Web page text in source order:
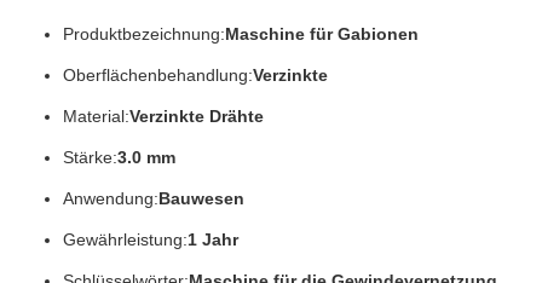
Produktbezeichnung:Maschine für Gabionen
Oberflächenbehandlung:Verzinkte
Material:Verzinkte Drähte
Stärke:3.0 mm
Anwendung:Bauwesen
Gewährleistung:1 Jahr